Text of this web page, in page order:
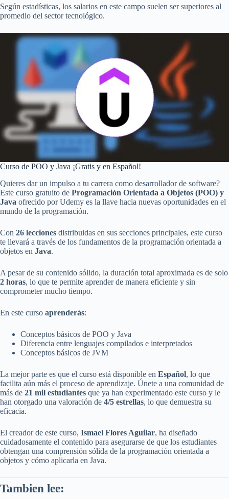
Según estadísticas, los salarios en este campo suelen ser superiores al
promedio del sector tecnológico.
Curso de POO y Java ¡Gratis y en Español!
Quieres dar un impulso a tu carrera como desarrollador de software?
Este curso gratuito de Programación Orientada a Objetos (POO) y
Java ofrecido por Udemy es la llave hacia nuevas oportunidades en el
mundo de la programación.
Con 26 lecciones distribuidas en sus secciones principales, este curso
te llevará a través de los fundamentos de la programación orientada a
objetos en Java.
A pesar de su contenido sólido, la duración total aproximada es de solo
2 horas, lo que te permite aprender de manera eficiente y sin
comprometer mucho tiempo.
En este curso aprenderás:
Conceptos básicos de POO y Java
Diferencia entre lenguajes compilados e interpretados
Conceptos básicos de JVM
La mejor parte es que el curso está disponible en Español, lo que
facilita aún más el proceso de aprendizaje. Únete a una comunidad de
más de 21 mil estudiantes que ya han experimentado este curso y le
han otorgado una valoración de 4/5 estrellas, lo que demuestra su
eficacia.
El creador de este curso, Ismael Flores Aguilar, ha diseñado
cuidadosamente el contenido para asegurarse de que los estudiantes
obtengan una comprensión sólida de la programación orientada a
objetos y cómo aplicarla en Java.
Tambien lee: